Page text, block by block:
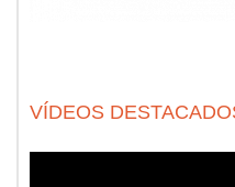
VÍDEOS